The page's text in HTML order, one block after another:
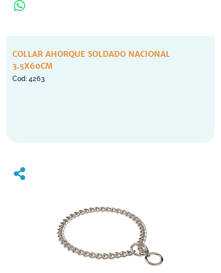
COLLAR AHORQUE SOLDADO NACIONAL
3.5X60CM
4263